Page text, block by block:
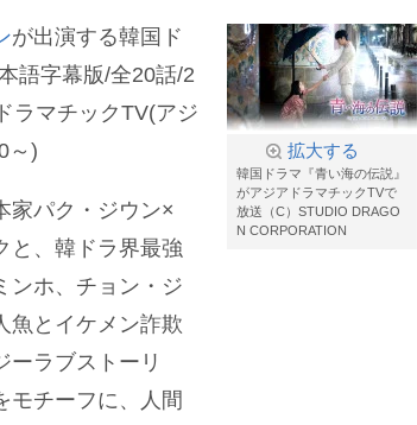
拡大する
韓国ドラマ『青い海の伝説』
がアジアドラマチックTVで
放送（C）STUDIO DRAGO
N CORPORATION
が出演する韓国ド
語字幕版/全20話/2
ラマチックTV(アジ
～)
家パク・ジウン×
と、韓ドラ界最強
ンホ、チョン・ジ
魚とイケメン詐欺
ーラブストーリ
モチーフに、人間